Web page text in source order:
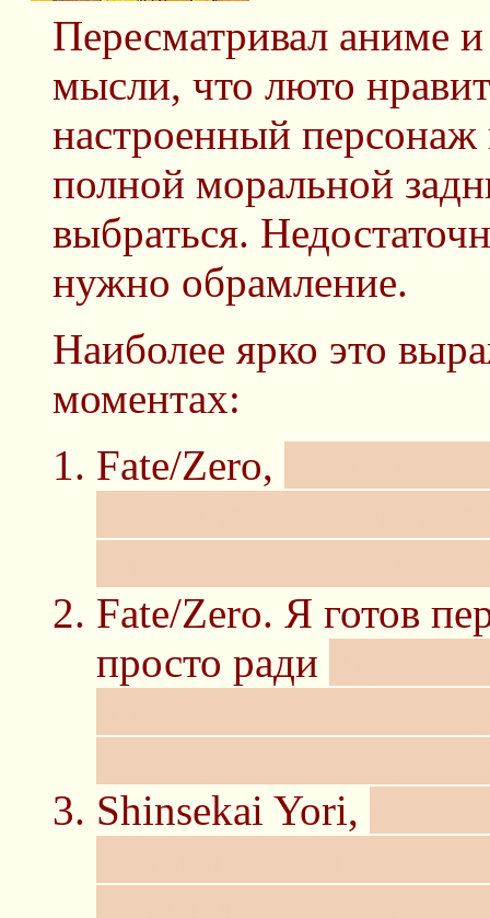
Пересматривал аниме
мысли, что люто
настроенный персонаж
полной моральной
выбраться.
нужно обрамление.
Наиболее ярко это
моментах:
Fate/Zero,
Fate/Zero. Я готов
просто ради
Shinsekai Yori,